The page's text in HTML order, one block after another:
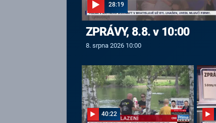
28:19
ZPRÁVY, 8.8. v 10:00
8. srpna 2026 10:00
40:22